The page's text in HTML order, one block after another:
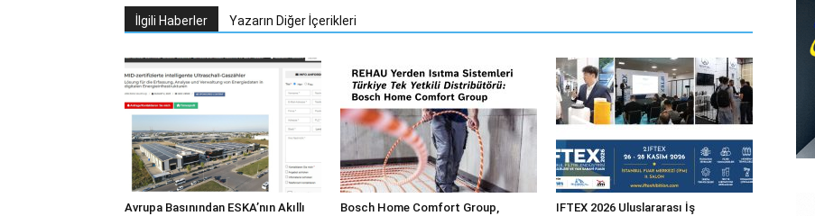
İlgili Haberler Yazarın Diğer İçerikleri
Avrupa Basınından ESKA’nın Akıllı
Bosch Home Comfort Group,
IFTEX 2026 Uluslararası İş